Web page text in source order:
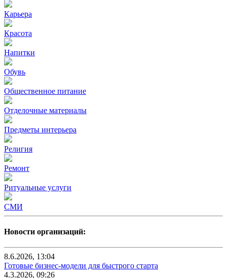
Карьера
Красота
Напитки
Обувь
Общественное питание
Отделочные материалы
Предметы интерьера
Религия
Ремонт
Ритуальные услуги
СМИ
Новости организаций:
8.6.2026, 13:04
Готовые бизнес-модели для быстрого старта
4.3.2026, 09:26